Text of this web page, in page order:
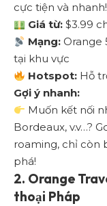
cực tiện và
Giá từ: $3.99
Mạng: Orange
tại khu vực
Hotspot: Hỗ
Gợi ý nhanh:
Muốn kết nối
Bordeaux, v.v…?
roaming, chỉ còn
phá!
2. Orange
thoại Pháp